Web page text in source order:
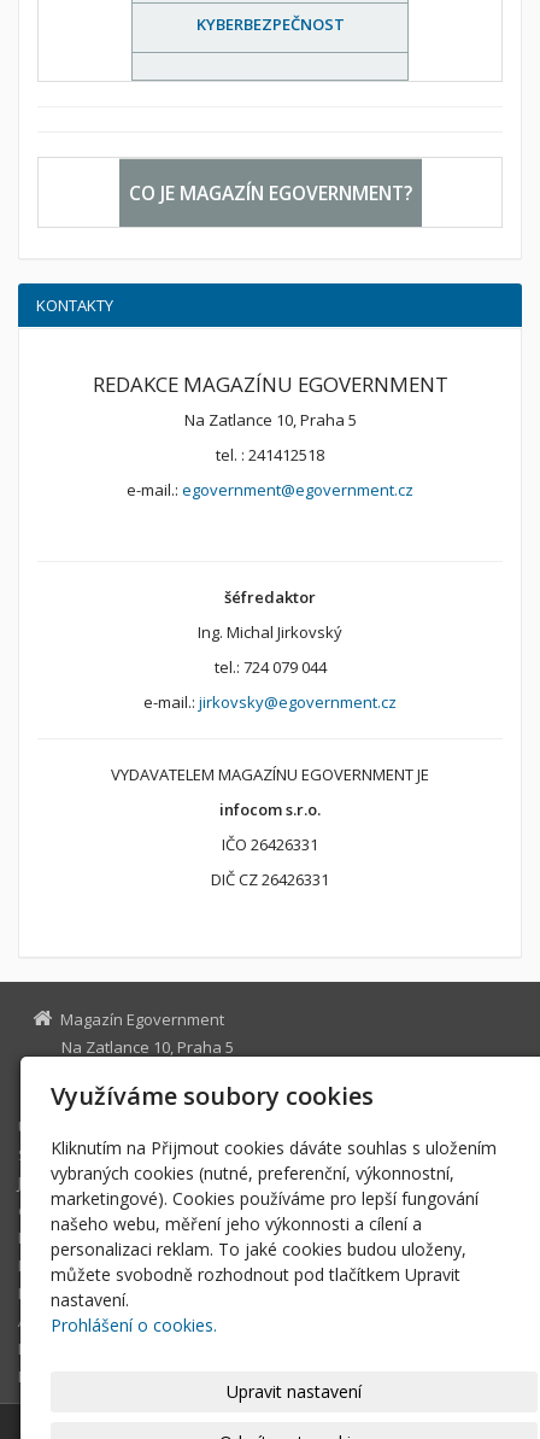
KYBERBEZPEČNOST
CO JE MAGAZÍN EGOVERNMENT?
KONTAKTY
REDAKCE MAGAZÍNU EGOVERNMENT
Na Zatlance 10, Praha 5
tel. : 241412518
e-mail.: egovernment@egovernment.cz
šéfredaktor
Ing. Michal Jirkovský
tel.: 724 079 044
e-mail.: jirkovsky@egovernment.cz
VYDAVATELEM MAGAZÍNU EGOVERNMENT JE
infocom s.r.o.
IČO 26426331
DIČ CZ 26426331
Magazín Egovernment
Na Zatlance 10, Praha 5
egovernment@egovernment.cz
Úvodní stránka
STUDIO
JIHLAVA
eOSOBNOST
ROK INFORMATIKY
MIKULOV
EGOVERNMENT THE BEST
ARCHIV MAGAZÍNU
DOTAZ
REGISTRACE ČTENÁŘE
Využíváme soubory cookies
Kliknutím na Přijmout cookies dáváte souhlas s uložením
vybraných cookies (nutné, preferenční, výkonnostní,
marketingové). Cookies používáme pro lepší fungování
našeho webu, měření jeho výkonnosti a cílení a
personalizaci reklam. To jaké cookies budou uloženy,
můžete svobodně rozhodnout pod tlačítkem Upravit
nastavení.
Prohlášení o cookies.
Upravit nastavení